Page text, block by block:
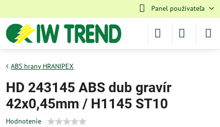
Panel používateľa
ABS hrany HRANIPEX
HD 243145 ABS dub gravír
42x0,45mm / H1145 ST10
Hodnotenie